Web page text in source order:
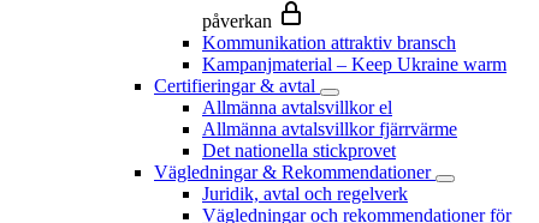
påverkan
Kommunikation attraktiv bransch
Kampanjmaterial – Keep Ukraine warm
Certifieringar & avtal
Allmänna avtalsvillkor el
Allmänna avtalsvillkor fjärrvärme
Det nationella stickprovet
Vägledningar & Rekommendationer
Juridik, avtal och regelverk
Vägledningar och rekommendationer för